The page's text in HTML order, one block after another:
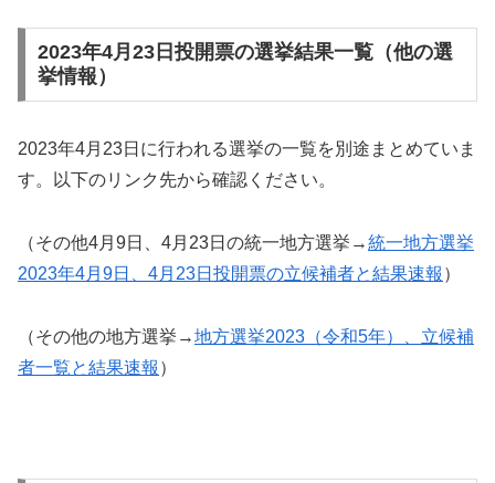
2023年4月23日投開票の選挙結果一覧（他の選
挙情報）
2023年4月23日に行われる選挙の一覧を別途まとめていま
す。以下のリンク先から確認ください。
（その他4月9日、4月23日の統一地方選挙→統一地方選挙
2023年4月9日、4月23日投開票の立候補者と結果速報 ）
（その他の地方選挙→地方選挙2023（令和5年）、立候補
者一覧と結果速報 ）